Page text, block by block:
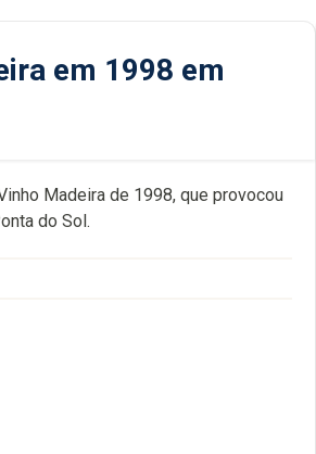
em 1998 em
Madeira de 1998, que provocou
do Sol.